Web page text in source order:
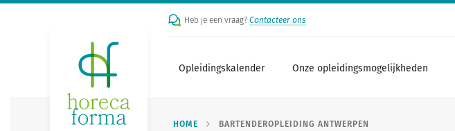
Heb je een vraag?Contacteer ons
Opleidingskalender Onze opleidingsmogelijkheden
HOME BARTENDEROPLEIDING ANTWERPEN